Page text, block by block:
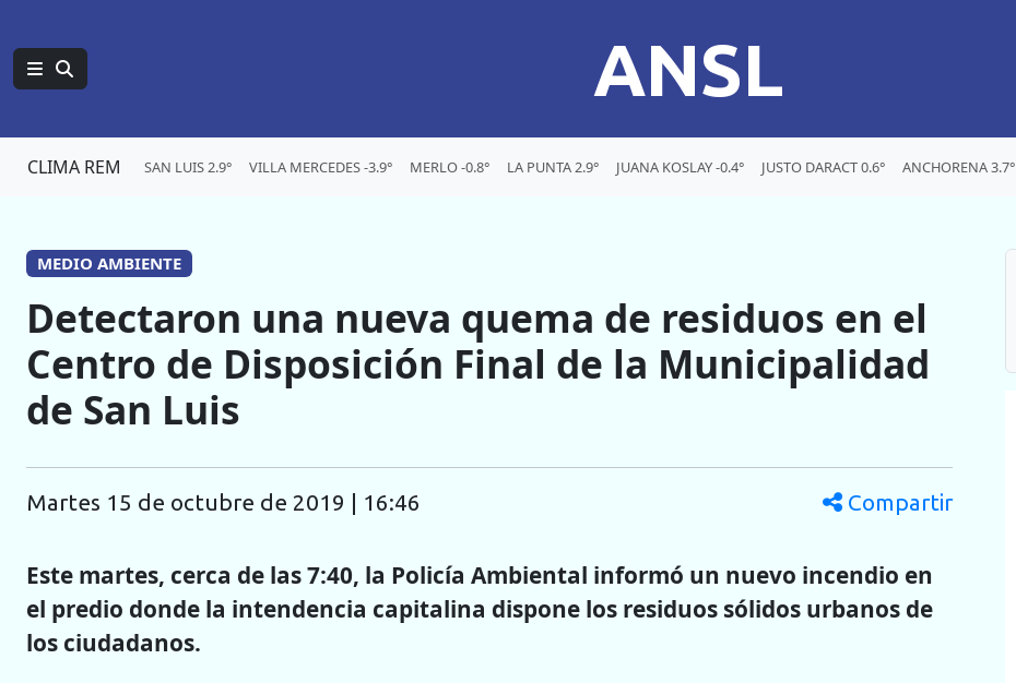
ANSL
CLIMA REM SAN LUIS 2.9° VILLA MERCEDES -3.9° MERLO -0.8° LA PUNTA 2.9° JUANA KOSLAY -0.4° JUSTO DARACT 0.6° ANCHORENA 3.7°
MEDIO AMBIENTE
Detectaron una nueva quema de residuos en el
Centro de Disposición Final de la Municipalidad
de San Luis
martes 15 de octubre de 2019 | 16:46 Compartir
Este martes, cerca de las 7:40, la Policía Ambiental informó un nuevo incendio en
el predio donde la intendencia capitalina dispone los residuos sólidos urbanos de
los ciudadanos.